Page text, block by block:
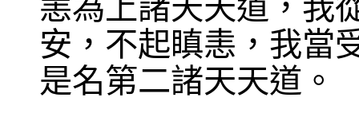
恚為上諸天天道，我
安，不起瞋恚，我當
是名第二諸天天道。